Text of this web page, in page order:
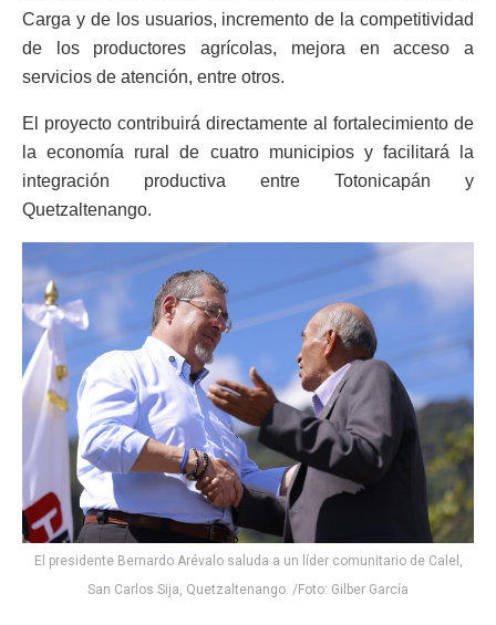
Carga y de los usuarios, incremento de la competitividad
de los productores agrícolas, mejora en acceso a
servicios de atención, entre otros.
El proyecto contribuirá directamente al fortalecimiento de
la economía rural de cuatro municipios y facilitará la
integración productiva entre Totonicapán y
Quetzaltenango.
El presidente Bernardo Arévalo saluda a un líder comunitario de Calel,
San Carlos Sija, Quetzaltenango. /Foto: Gilber García